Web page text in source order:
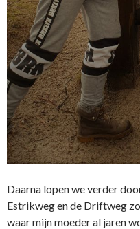
Daarna lopen we verder
Estrikweg en de Driftweg
waar mijn moeder al jaren